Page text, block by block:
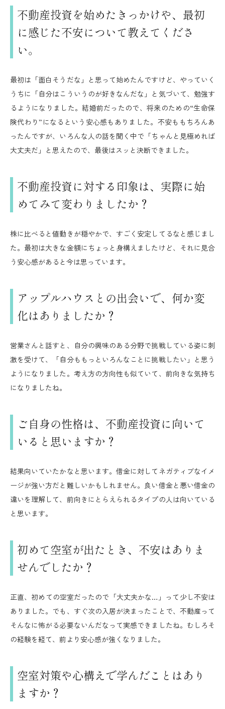
不動産投資を始めたきっかけや、最初
に感じた不安について教えてくださ
い。
最初は「面白そうだな」と思って始めたんですけど、やっていく
うちに「自分はこういうのが好きなんだな」と気づいて、勉強す
るようになりました。結婚前だったので、将来のための“生命保
険代わり”になるという安心感もありました。不安ももちろんあ
ったんですが、いろんな人の話を聞く中で「ちゃんと見極めれば
大丈夫だ」と思えたので、最後はスッと決断できました。
不動産投資に対する印象は、実際に始
めてみて変わりましたか？
株に比べると値動きが穏やかで、すごく安定してるなと感じまし
た。最初は大きな金額にちょっと身構えましたけど、それに見合
う安心感があると今は思っています。
アップルハウスとの出会いで、何か変
化はありましたか？
営業さんと話すと、自分の興味のある分野で挑戦している姿に刺
激を受けて、「自分ももっといろんなことに挑戦したい」と思う
ようになりました。考え方の方向性も似ていて、前向きな気持ち
になりましたね。
ご自身の性格は、不動産投資に向いて
いると思いますか？
結果向いていたかなと思います。借金に対してネガティブなイメ
ージが強い方だと難しいかもしれません。良い借金と悪い借金の
違いを理解して、前向きにとらえられるタイプの人は向いている
と思います。
初めて空室が出たとき、不安はありま
せんでしたか？
正直、初めての空室だったので「大丈夫かな…」って少し不安は
ありました。でも、すぐ次の入居が決まったことで、不動産って
そんなに怖がる必要ないんだなって実感できましたね。むしろそ
の経験を経て、前より安心感が強くなりました。
空室対策や心構えで学んだことはあり
ますか？